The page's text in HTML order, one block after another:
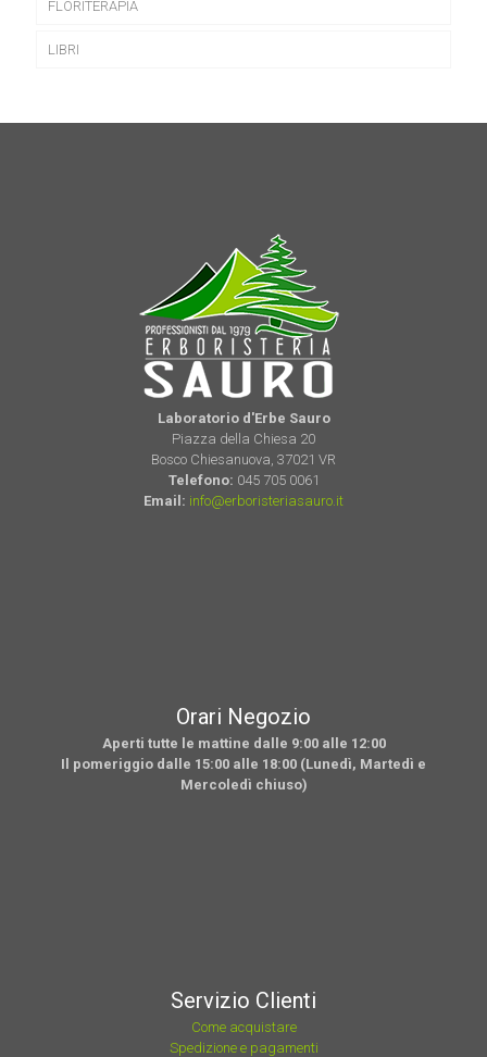
FLORITERAPIA
LIBRI
Laboratorio d'Erbe Sauro
Piazza della Chiesa 20
Bosco Chiesanuova, 37021 VR
Telefono: 045 705 0061
Email: info@erboristeriasauro.it
Orari Negozio
Aperti tutte le mattine dalle 9:00 alle 12:00
Il pomeriggio dalle 15:00 alle 18:00 (Lunedì, Martedì e
Mercoledì chiuso)
Servizio Clienti
Come acquistare
Spedizione e pagamenti